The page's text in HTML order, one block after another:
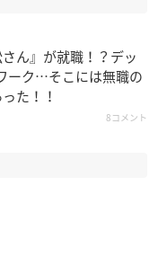
さん』が就職！？デッ
ーク…そこには無職の
た！！
8コメント